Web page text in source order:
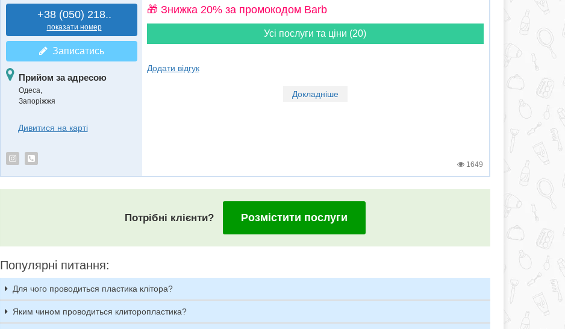
+38 (050) 218..
показати номер
Записатись
Прийом за адресою
Одеса,
Запоріжжя
Дивитися на карті
🎁 Знижка 20% за промокодом Barb
Усі послуги та ціни (20)
Додати відгук
Докладніше
1649
Потрібні клієнти? Розмістити послуги
Популярні питання:
Для чого проводиться пластика клітора?
Яким чином проводиться клиторопластика?